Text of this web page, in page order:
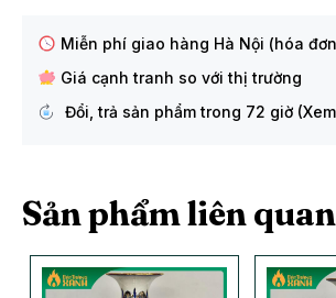
Miễn phí giao hàng Hà Nội (hóa
Giá cạnh tranh so với thị trường
Đổi, trả sản phẩm trong 72 giờ
Sản phẩm liên quan